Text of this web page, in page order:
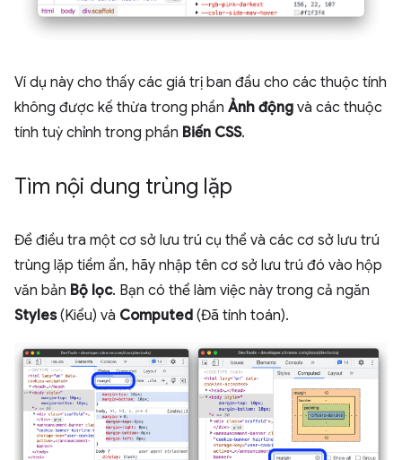
Ví dụ này cho thấy các giá trị ban đầu cho các thuộc tính
không được kế thừa trong phần Ảnh động và các thuộc
tính tuỳ chỉnh trong phần Biến CSS.
Tìm nội dung trùng lặp
Để điều tra một cơ sở lưu trú cụ thể và các cơ sở lưu trú
trùng lặp tiềm ẩn, hãy nhập tên cơ sở lưu trú đó vào hộp
văn bản Bộ lọc. Bạn có thể làm việc này trong cả ngăn
Styles(Kiểu) và Computed (Đã tính toán).